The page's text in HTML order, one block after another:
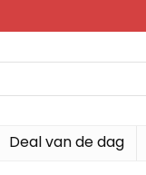
Deal van de dag